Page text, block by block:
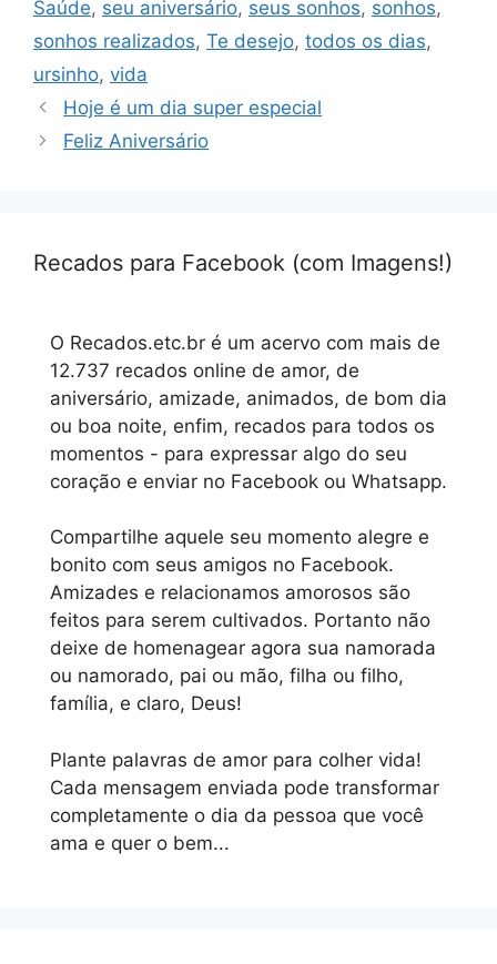
Saúde, seu aniversário, seus sonhos, sonhos,
sonhos realizados, Te desejo, todos os dias,
ursinho, vida
Hoje é um dia super especial
Feliz Aniversário
Recados para Facebook (com Imagens!)
O Recados.etc.br é um acervo com mais de
12.737 recados online de amor, de
aniversário, amizade, animados, de bom dia
ou boa noite, enfim, recados para todos os
momentos - para expressar algo do seu
coração e enviar no Facebook ou Whatsapp.
Compartilhe aquele seu momento alegre e
bonito com seus amigos no Facebook.
Amizades e relacionamos amorosos são
feitos para serem cultivados. Portanto não
deixe de homenagear agora sua namorada
ou namorado, pai ou mão, filha ou filho,
família, e claro, Deus!
Plante palavras de amor para colher vida!
Cada mensagem enviada pode transformar
completamente o dia da pessoa que você
ama e quer o bem...